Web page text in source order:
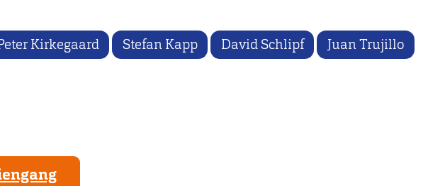
Kirkegaard Stefan Kapp David Schlipf Juan Trujillo